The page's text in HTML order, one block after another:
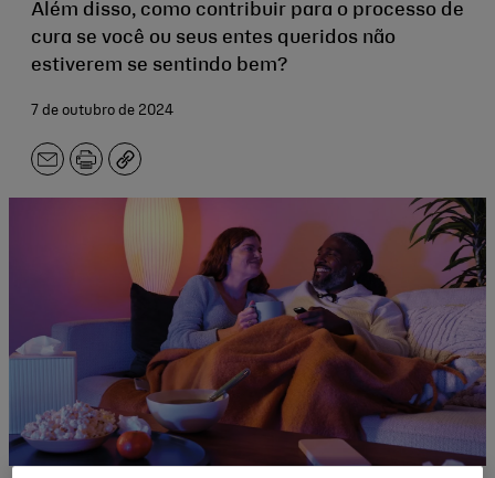
Além disso, como contribuir para o processo de
cura se você ou seus entes queridos não
estiverem se sentindo bem?
7 de outubro de 2024
E-
Imprimir
Copiar